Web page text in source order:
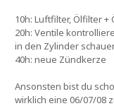
10h: Luftfilter, Ölfilter +
20h: Ventile
in den Zylinder
40h: neue Zündkerze
Ansonsten bist du
wirklich eine 06/07/08